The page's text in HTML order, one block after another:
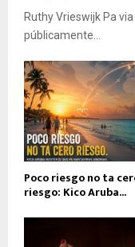
Ruthy Vrieswijk Pa
públicamente...
Poco riesgo no ta
riesgo: Kico Aruba...